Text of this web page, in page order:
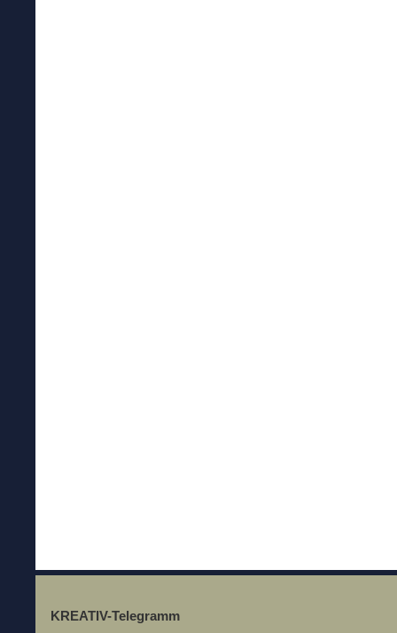
KREATIV-Telegramm